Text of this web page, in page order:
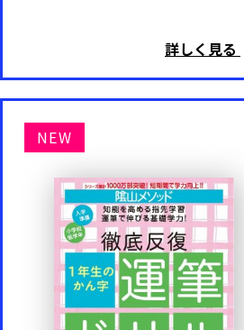
詳しく見る
NEW